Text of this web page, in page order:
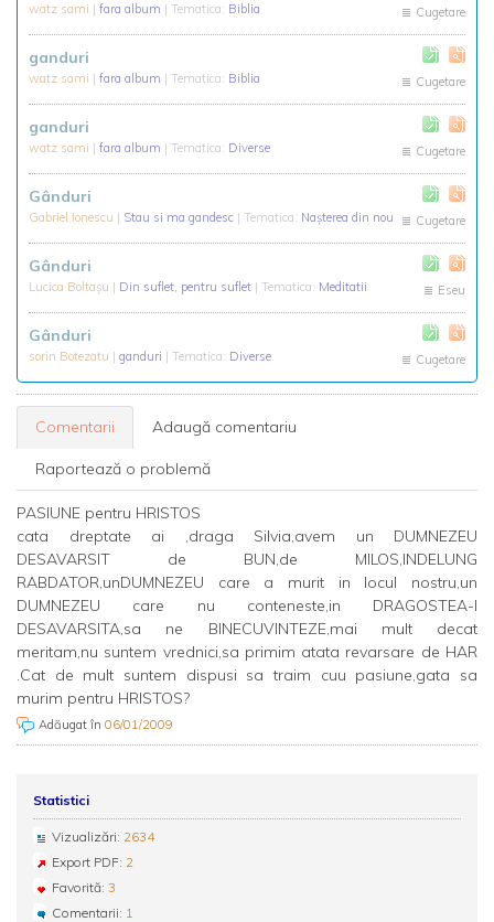
watz sami | fara album | Tematica: Biblia Cugetare
ganduri
watz sami | fara album | Tematica: Biblia Cugetare
ganduri
watz sami | fara album | Tematica: Diverse Cugetare
Gânduri
Gabriel Ionescu | Stau si ma gandesc | Tematica: Nașterea din nou Cugetare
Gânduri
Lucica Boltaşu | Din suflet, pentru suflet | Tematica: Meditatii Eseu
Gânduri
sorin Botezatu | ganduri | Tematica: Diverse Cugetare
Comentarii Adaugă comentariu
Raportează o problemă
PASIUNE pentru HRISTOS
cata dreptate ai ,draga Silvia,avem un DUMNEZEU
DESAVARSIT de BUN,de MILOS,INDELUNG
RABDATOR,unDUMNEZEU care a murit in locul nostru,un
DUMNEZEU care nu conteneste,in DRAGOSTEA-I
DESAVARSITA,sa ne BINECUVINTEZE,mai mult decat
meritam,nu suntem vrednici,sa primim atata revarsare de HAR
.Cat de mult suntem dispusi sa traim cuu pasiune,gata sa
murim pentru HRISTOS?
Adăugat în 06/01/2009
Statistici
Vizualizări: 2634
Export PDF: 2
Favorită: 3
Comentarii: 1